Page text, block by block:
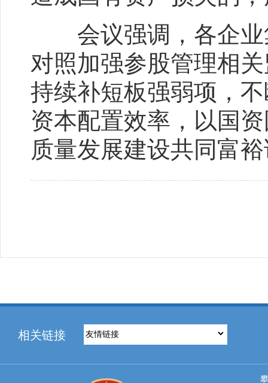
会议强调，各企业
对照加强参股管理相
持续补短板强弱项，
资本配置效率，以国
质量发展建设共同富
相关链接